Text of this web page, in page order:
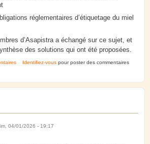
réglementaires d’étiquetage du miel
d’Asapistra a échangé sur ce sujet, et
des solutions qui ont été proposées.
pour pots de miel. Réalisation. Règlementation.
Identifiez-vous pour poster des commentaires
04/01/2026 - 19:17